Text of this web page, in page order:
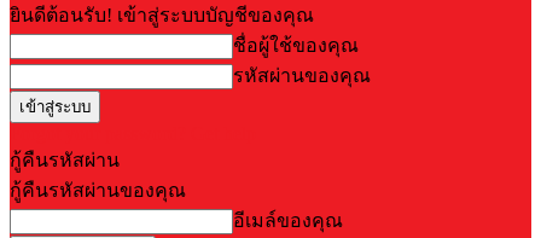
ยินดีต้อนรับ! เข้าสู่ระบบบัญชีของคุณ
ชื่อผู้ใช้ของคุณ
รหัสผ่านของคุณ
กู้คืนรหัสผ่าน
กู้คืนรหัสผ่านของคุณ
อีเมล์ของคุณ